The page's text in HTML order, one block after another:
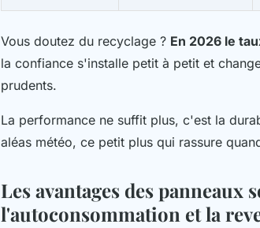
Vous doutez du recyclage ? En 2026 le
la confiance s'installe petit à petit et
prudents.
La performance ne suffit plus, c'est la
aléas météo, ce petit plus qui rassure
Les avantages des
l'autoconsommation et la